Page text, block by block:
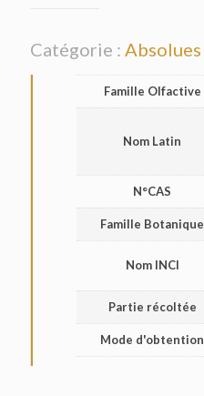
Catégorie : Absolues
Famille Olfactive
Nom Latin
N°CAS
Famille Botanique
Nom INCI
Partie récoltée
Mode d'obtention